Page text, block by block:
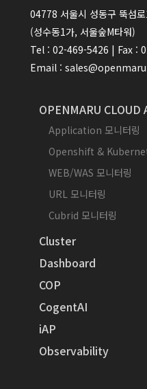
04778 서울시 성동구 뚝섬
(성수동1가, 서울숲M타워)
Tel : 02-469-5426 | Fax :
Email :
OPENMARU CLOUD
Application 모니터링
Openshift &
WEB/WAS 모니터링
URL 모니터링
Cubrid 모니터링
Cluster
Dashboard
COP
CogentAI
iAP
Observability